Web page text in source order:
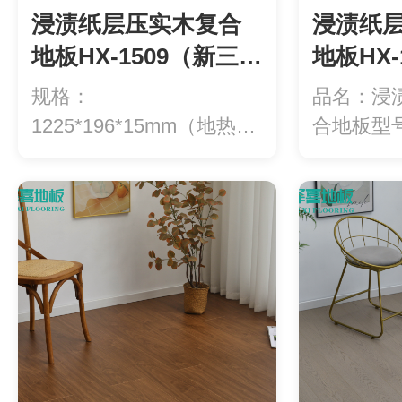
浸渍纸层压实木复合
地板HX-1509（新三
层）
规格：
1225*196*15mm（地热专
浸渍纸
地板
层）
品名：浸
合地板型